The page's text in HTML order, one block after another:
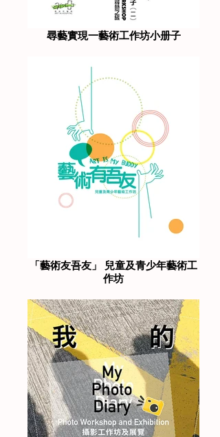
尋藝實現一藝術工作坊小册子
「藝術友吾友」 兒童及青少年藝術工
作坊